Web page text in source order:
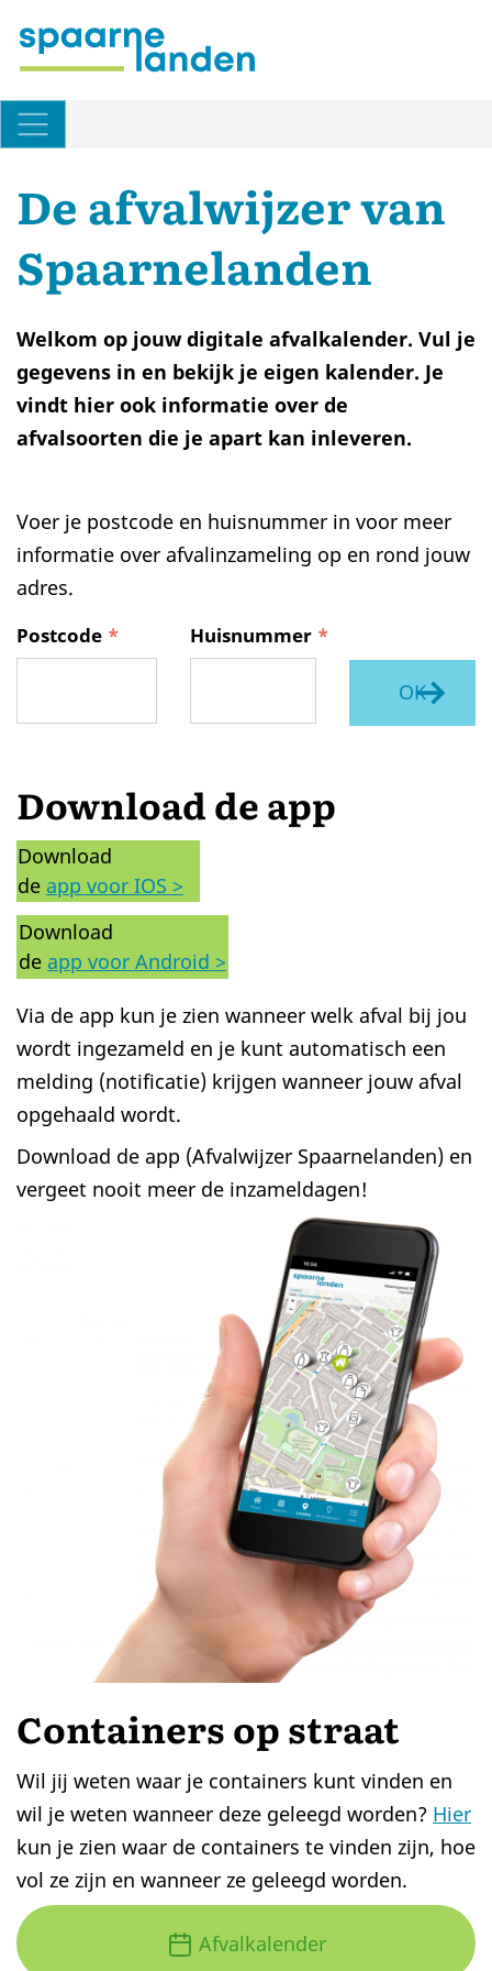
Naar hoofdinhoud
De afvalwijzer van
Spaarnelanden
Welkom op jouw digitale afvalkalender. Vul je
gegevens in en bekijk je eigen kalender. Je
vindt hier ook informatie over de
afvalsoorten die je apart kan inleveren.
Voer je postcode en huisnummer in voor meer
informatie over afvalinzameling op en rond jouw
adres.
Postcode Huisnummer
OK
Download de app
Download
de app voor IOS >
Download
de app voor Android >
Via de app kun je zien wanneer welk afval bij jou
wordt ingezameld en je kunt automatisch een
melding (notificatie) krijgen wanneer jouw afval
opgehaald wordt.
Download de app (Afvalwijzer Spaarnelanden) en
vergeet nooit meer de inzameldagen!
Containers op straat
Wil jij weten waar je containers kunt vinden en
wil je weten wanneer deze geleegd worden? Hier
kun je zien waar de containers te vinden zijn, hoe
vol ze zijn en wanneer ze geleegd worden.
Afvalkalender